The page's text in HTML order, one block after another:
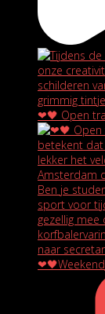
❤🖤 Open